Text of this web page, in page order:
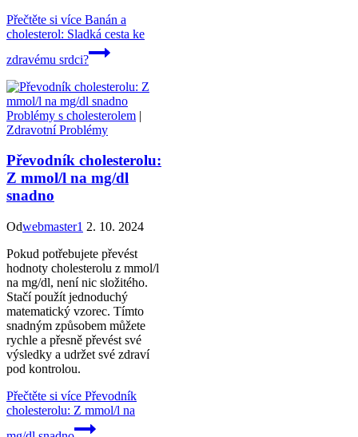
Přečtěte si více Banán a
cholesterol: Sladká cesta ke
zdravému srdci?
Problémy s cholesterolem |
Zdravotní Problémy
Převodník cholesterolu:
Z mmol/l na mg/dl
snadno
Odwebmaster1 2. 10. 2024
Pokud potřebujete převést
hodnoty cholesterolu z mmol/l
na mg/dl, není nic složitého.
Stačí použít jednoduchý
matematický vzorec. Tímto
snadným způsobem můžete
rychle a přesně převést své
výsledky a udržet své zdraví
pod kontrolou.
Přečtěte si více Převodník
cholesterolu: Z mmol/l na